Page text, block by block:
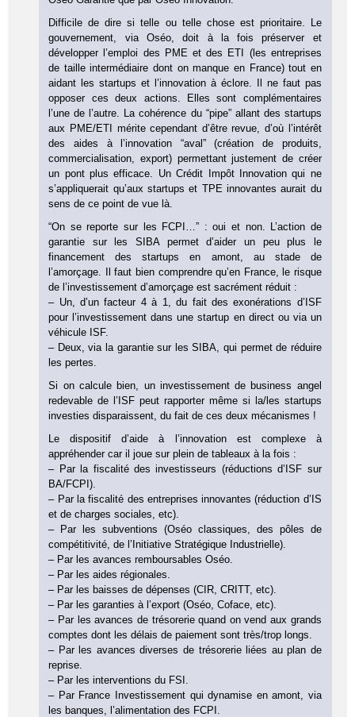
Difficile de dire si telle ou telle chose est prioritaire. Le
gouvernement, via Oséo, doit à la fois préserver et
développer l’emploi des PME et des ETI (les entreprises
de taille intermédiaire dont on manque en France) tout en
aidant les startups et l’innovation à éclore. Il ne faut pas
opposer ces deux actions. Elles sont complémentaires
l’une de l’autre. La cohérence du “pipe” allant des startups
aux PME/ETI mérite cependant d’être revue, d’où l’intérêt
des aides à l’innovation “aval” (création de produits,
commercialisation, export) permettant justement de créer
un pont plus efficace. Un Crédit Impôt Innovation qui ne
s’appliquerait qu’aux startups et TPE innovantes aurait du
sens de ce point de vue là.
“On se reporte sur les FCPI…” : oui et non. L’action de
garantie sur les SIBA permet d’aider un peu plus le
financement des startups en amont, au stade de
l’amorçage. Il faut bien comprendre qu’en France, le risque
de l’investissement d’amorçage est sacrément réduit :
– Un, d’un facteur 4 à 1, du fait des exonérations d’ISF
pour l’investissement dans une startup en direct ou via un
véhicule ISF.
– Deux, via la garantie sur les SIBA, qui permet de réduire
les pertes.
Si on calcule bien, un investissement de business angel
redevable de l’ISF peut rapporter même si la/les startups
investies disparaissent, du fait de ces deux mécanismes !
Le dispositif d’aide à l’innovation est complexe à
appréhender car il joue sur plein de tableaux à la fois :
– Par la fiscalité des investisseurs (réductions d’ISF sur
BA/FCPI).
– Par la fiscalité des entreprises innovantes (réduction d’IS
et de charges sociales, etc).
– Par les subventions (Oséo classiques, des pôles de
compétitivité, de l’Initiative Stratégique Industrielle).
– Par les avances remboursables Oséo.
– Par les aides régionales.
– Par les baisses de dépenses (CIR, CRITT, etc).
– Par les garanties à l’export (Oséo, Coface, etc).
– Par les avances de trésorerie quand on vend aux grands
comptes dont les délais de paiement sont très/trop longs.
– Par les avances diverses de trésorerie liées au plan de
reprise.
– Par les interventions du FSI.
– Par France Investissement qui dynamise en amont, via
les banques, l’alimentation des FCPI.